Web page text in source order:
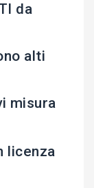
da
alti
misura
licenza